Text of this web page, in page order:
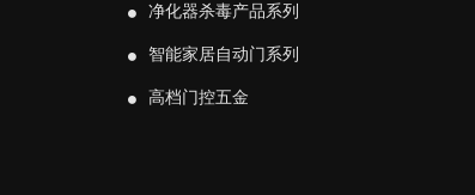
净化器杀毒产品系列
智能家居自动门系列
高档门控五金